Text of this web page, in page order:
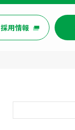
採用情報